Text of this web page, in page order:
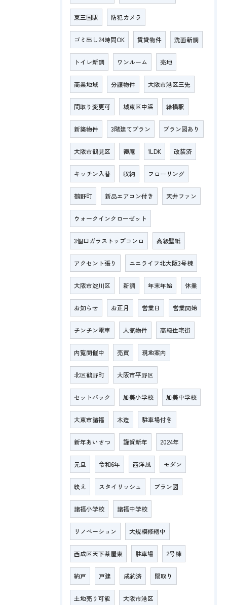
東三国駅 防犯カメラ
ゴミ出し24時間OK 賃貸物件 洗面新調
トイレ新調 ワンルーム 売地
商業地域 分譲物件 大阪市港区三先
間取り変更可 城東区中浜 緑橋駅
新築物件 3階建てプラン プラン図あり
大阪市鶴見区 徳庵 1LDK 改装済
キッチン入替 収納 フローリング
鶴野町 新品エアコン付き 天井ファン
ウォークインクローゼット
3個口ガラストップコンロ 高級壁紙
アクセント張り ユニライフ北大阪3号棟
大阪市淀川区 新調 年末年始 休業
お知らせ お正月 営業日 営業開始
チンチン電車 人気物件 高級住宅街
内覧開催中 売買 現地案内
北区鶴野町 大阪市平野区
セットバック 加美小学校 加美中学校
大東市諸福 木造 駐車場付き
新年あいさつ 謹賀新年 2024年
元旦 令和6年 西洋風 モダン
映え スタイリッシュ プラン図
諸福小学校 諸福中学校
リノベーション 大規模修繕中
西成区天下茶屋東 駐車場 2号棟
納戸 戸建 成約済 間取り
土地売り可能 大阪市港区